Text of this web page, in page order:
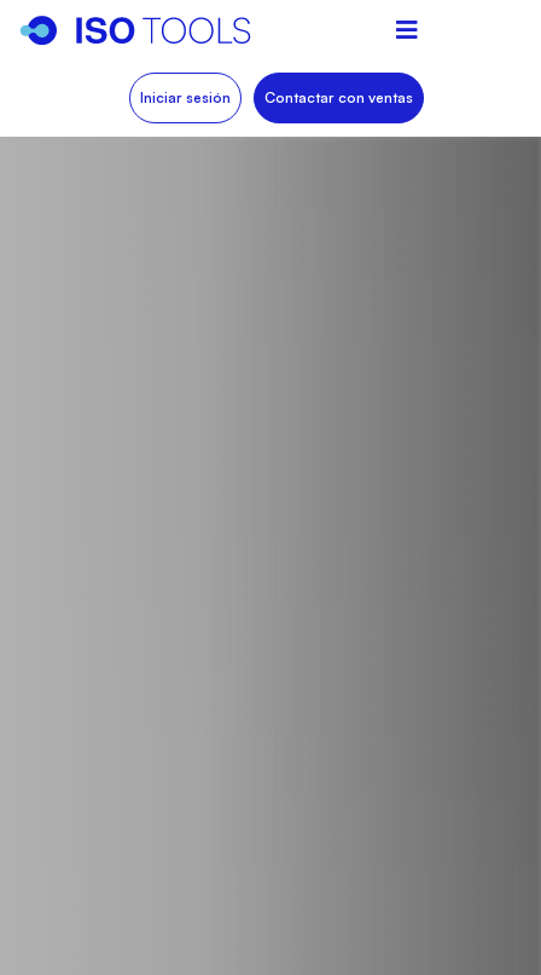
Iniciar sesión Contactar con ventas